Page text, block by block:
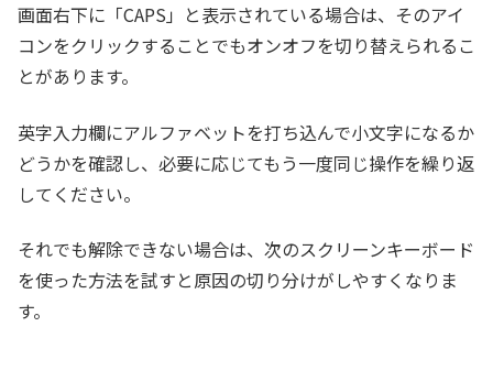
画面右下に「CAPS」と表示されている場合は、そのアイ
コンをクリックすることでもオンオフを切り替えられるこ
とがあります。
英字入力欄にアルファベットを打ち込んで小文字になるか
どうかを確認し、必要に応じてもう一度同じ操作を繰り返
してください。
それでも解除できない場合は、次のスクリーンキーボード
を使った方法を試すと原因の切り分けがしやすくなりま
す。